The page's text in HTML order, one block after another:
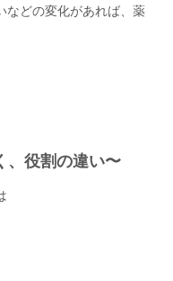
などの変化があれば、薬
、役割の違い〜